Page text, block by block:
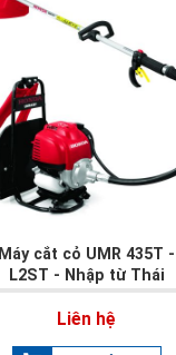
Máy cắt cỏ UMR 435T -
L2ST - Nhập từ Thái
Liên hệ